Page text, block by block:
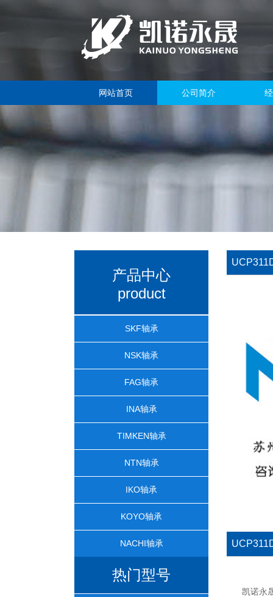
网站首页 公司简介
产品中心
product
SKF轴承
NSK轴承
FAG轴承
INA轴承
TIMKEN轴承
NTN轴承
IKO轴承
KOYO轴承
NACHI轴承
热门型号
凯诺永